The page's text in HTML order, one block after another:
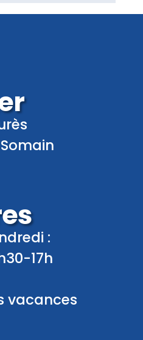
Somain
:
17h
vacances